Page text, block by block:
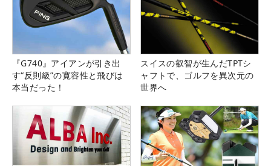
『G740』アイアンが引き出
す“反則級”の寛容性と飛びは
本当だった！
スイスの叡智が生んだTPTシ
ャフトで、ゴルフを異次元の
世界へ